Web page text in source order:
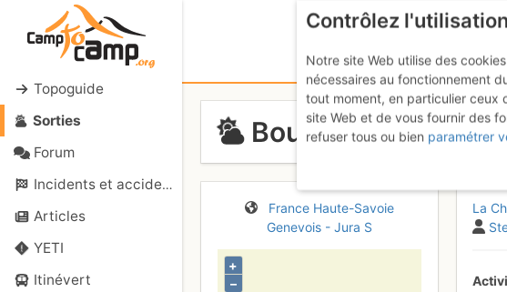
Topoguide
Sorties
Forum
Incidents et accidents
Articles
YETI
Itinévert
Boucle autour de
France Haute-Savoie
Genevois - Jura S
+
–
La
Contrôlez
Notre site Web utilise des
nécessaires au fonctionnement
tout moment, en particulier ceux
site Web et de vous fournir des
refuser tous ou bien paramétrer